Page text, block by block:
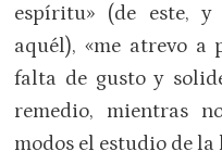
espíritu» (de este,
aquél), «me atrevo a
falta de gusto y
remedio, mientras
modos el estudio de